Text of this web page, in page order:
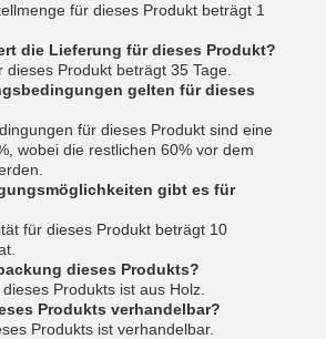
für dieses Produkt beträgt 1
die Lieferung für dieses Produkt?
Produkt beträgt 35 Tage.
gelten für dieses
für dieses Produkt sind eine
wobei die restlichen 60% vor dem
gibt es für
für dieses Produkt beträgt 10
dieses Produkts?
Produkts ist aus Holz.
Produkts verhandelbar?
Produkts ist verhandelbar.